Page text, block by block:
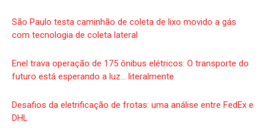
São Paulo testa caminhão de coleta de lixo movido a gás
com tecnologia de coleta lateral
Enel trava operação de 175 ônibus elétricos: O transporte do
futuro está esperando a luz… literalmente
Desafios da eletrificação de frotas: uma análise entre FedEx e
DHL